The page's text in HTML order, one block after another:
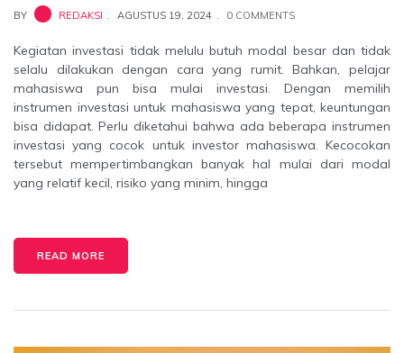
BY REDAKSI AGUSTUS 19, 2024 0 COMMENTS
Kegiatan investasi tidak melulu butuh modal besar dan tidak
selalu dilakukan dengan cara yang rumit. Bahkan, pelajar
mahasiswa pun bisa mulai investasi. Dengan memilih
instrumen investasi untuk mahasiswa yang tepat, keuntungan
bisa didapat. Perlu diketahui bahwa ada beberapa instrumen
investasi yang cocok untuk investor mahasiswa. Kecocokan
tersebut mempertimbangkan banyak hal mulai dari modal
yang relatif kecil, risiko yang minim, hingga
READ MORE